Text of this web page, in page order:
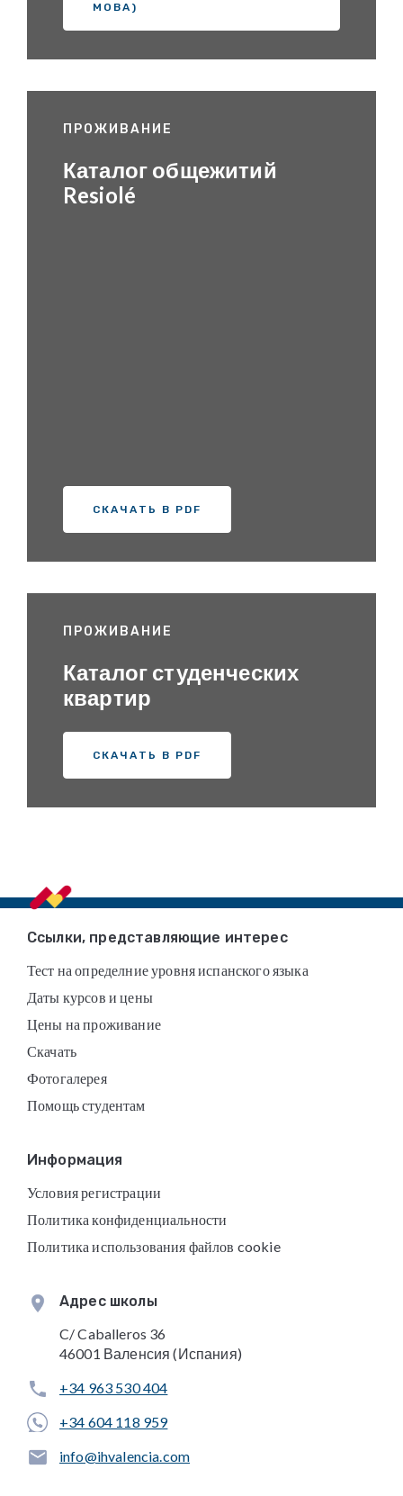
МОВА)
ПРОЖИВАНИЕ
Каталог общежитий
Resiolé
СКАЧАТЬ В PDF
ПРОЖИВАНИЕ
Каталог студенческих
квартир
СКАЧАТЬ В PDF
FooterСсылки, представляющие интерес
Тест на определние уровня испанского языка
Даты курсов и цены
Цены на проживание
Скачать
Фотогалерея
Помощь студентам
Информация
Условия регистрации
Политика конфиденциальности
Политика использования файлов cookie
Адрес школы
C/ Caballeros 36
46001 Валенсия (Испания)
+34 963 530 404
+34 604 118 959
info@ihvalencia.com